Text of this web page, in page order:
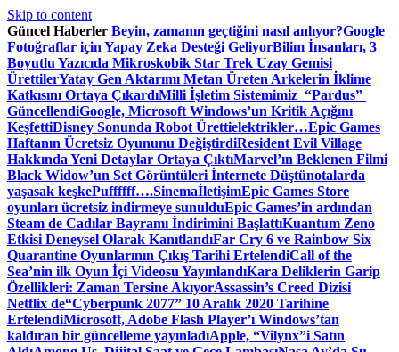
Skip to content
Güncel Haberler Beyin, zamanın geçtiğini nasıl anlıyor?Google
Fotoğraflar için Yapay Zeka Desteği GeliyorBilim İnsanları, 3
Boyutlu Yazıcıda Mikroskobik Star Trek Uzay Gemisi
ÜrettilerYatay Gen Aktarımı Metan Üreten Arkelerin İklime
Katkısını Ortaya ÇıkardıMilli İşletim Sistemimiz “Pardus”
GüncellendiGoogle, Microsoft Windows’un Kritik Açığını
KeşfettiDisney Sonunda Robot Ürettielektrikler…Epic Games
Haftanın Ücretsiz Oyununu DeğiştirdiResident Evil Village
Hakkında Yeni Detaylar Ortaya ÇıktıMarvel’ın Beklenen Filmi
Black Widow’un Set Görüntüleri İnternete Düştünotalarda
yaşasak keşkePuffffff….SinemaİletişimEpic Games Store
oyunları ücretsiz indirmeye sunulduEpic Games’in ardından
Steam de Cadılar Bayramı İndirimini BaşlattıKuantum Zeno
Etkisi Deneysel Olarak KanıtlandıFar Cry 6 ve Rainbow Six
Quarantine Oyunlarının Çıkış Tarihi ErtelendiCall of the
Sea’nin ilk Oyun İçi Videosu YayınlandıKara Deliklerin Garip
Özellikleri: Zaman Tersine AkıyorAssassin’s Creed Dizisi
Netflix de“Cyberpunk 2077” 10 Aralık 2020 Tarihine
ErtelendiMicrosoft, Adobe Flash Player’ı Windows’tan
kaldıran bir güncelleme yayınladıApple, “Vilynx”i Satın